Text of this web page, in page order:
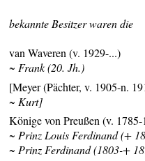
bekannte Besitzer waren die
van Waveren (v. 1929-...)
~ Frank (20. Jh.)
[Meyer (Pächter, v. 1905-n.
~ Kurt]
Könige von Preußen (v.
~ Prinz Louis Ferdinand (+
~ Prinz Ferdinand (1803-+